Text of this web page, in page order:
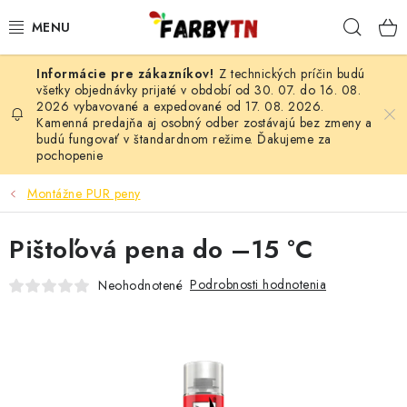
na
FARBY A LAKY
STAVEBNÁ CHÉMIA
MALIARSKE POTREBY
Z technických príčin budú
všetky objednávky prijaté v období od 30. 07. do 16. 08.
2026 vybavované a expedované od 17. 08. 2026.
Kamenná predajňa aj osobný odber zostávajú bez zmeny a
budú fungovať v štandardnom režime. Ďakujeme za
pochopenie
Montážne PUR peny
Pištoľová pena do –15 °C
Neohodnotené Podrobnosti hodnotenia